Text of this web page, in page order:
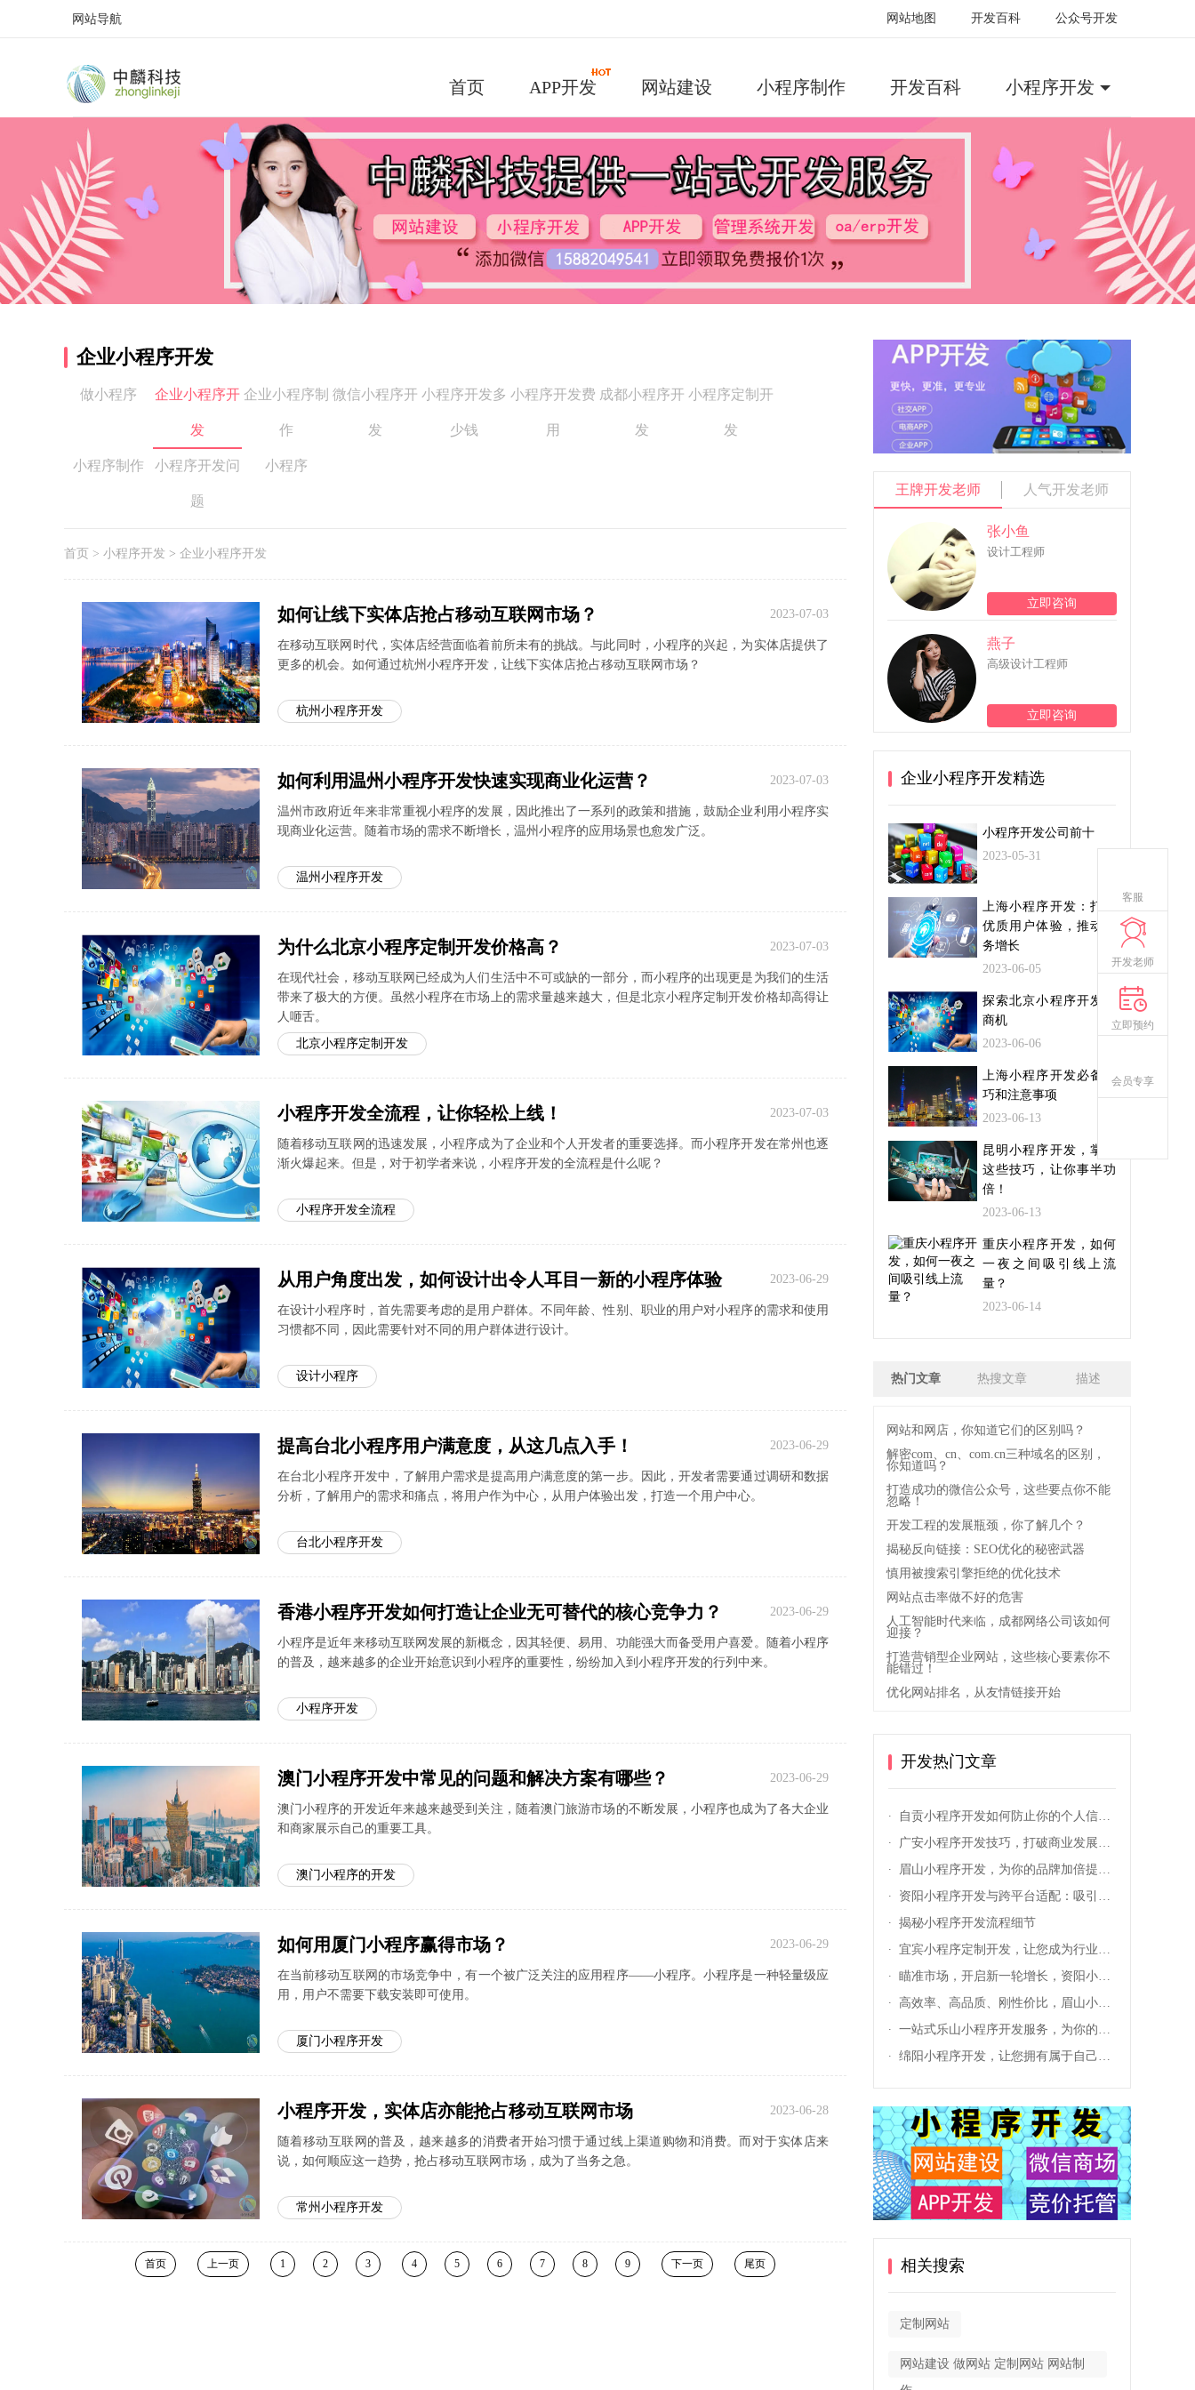
网站地图 开发百科 公众号开发
网站导航
首页 APP开发 网站建设 小程序制作 开发百科 小程序开发
企业小程序开发
做小程序 企业小程序开
发
企业小程序制
作
微信小程序开
发
小程序开发多
少钱
小程序开发费
用
成都小程序开
发
小程序定制开
发
小程序制作 小程序开发问
题
小程序
首页 > 小程序开发 > 企业小程序开发
如何让线下实体店抢占移动互联网市场？ 2023-07-03
在移动互联网时代，实体店经营面临着前所未有的挑战。与此同时，小程序的兴起，为实体店提供了
更多的机会。如何通过杭州小程序开发，让线下实体店抢占移动互联网市场？
杭州小程序开发
如何利用温州小程序开发快速实现商业化运营？ 2023-07-03
温州市政府近年来非常重视小程序的发展，因此推出了一系列的政策和措施，鼓励企业利用小程序实
现商业化运营。随着市场的需求不断增长，温州小程序的应用场景也愈发广泛。
温州小程序开发
为什么北京小程序定制开发价格高？ 2023-07-03
在现代社会，移动互联网已经成为人们生活中不可或缺的一部分，而小程序的出现更是为我们的生活
带来了极大的方便。虽然小程序在市场上的需求量越来越大，但是北京小程序定制开发价格却高得让
人咂舌。
北京小程序定制开发
小程序开发全流程，让你轻松上线！ 2023-07-03
随着移动互联网的迅速发展，小程序成为了企业和个人开发者的重要选择。而小程序开发在常州也逐
渐火爆起来。但是，对于初学者来说，小程序开发的全流程是什么呢？
小程序开发全流程
从用户角度出发，如何设计出令人耳目一新的小程序体验 2023-06-29
在设计小程序时，首先需要考虑的是用户群体。不同年龄、性别、职业的用户对小程序的需求和使用
习惯都不同，因此需要针对不同的用户群体进行设计。
设计小程序
提高台北小程序用户满意度，从这几点入手！ 2023-06-29
在台北小程序开发中，了解用户需求是提高用户满意度的第一步。因此，开发者需要通过调研和数据
分析，了解用户的需求和痛点，将用户作为中心，从用户体验出发，打造一个用户中心。
台北小程序开发
香港小程序开发如何打造让企业无可替代的核心竞争力？ 2023-06-29
小程序是近年来移动互联网发展的新概念，因其轻便、易用、功能强大而备受用户喜爱。随着小程序
的普及，越来越多的企业开始意识到小程序的重要性，纷纷加入到小程序开发的行列中来。
小程序开发
澳门小程序开发中常见的问题和解决方案有哪些？ 2023-06-29
澳门小程序的开发近年来越来越受到关注，随着澳门旅游市场的不断发展，小程序也成为了各大企业
和商家展示自己的重要工具。
澳门小程序的开发
如何用厦门小程序赢得市场？ 2023-06-29
在当前移动互联网的市场竞争中，有一个被广泛关注的应用程序——小程序。小程序是一种轻量级应
用，用户不需要下载安装即可使用。
厦门小程序开发
小程序开发，实体店亦能抢占移动互联网市场 2023-06-28
随着移动互联网的普及，越来越多的消费者开始习惯于通过线上渠道购物和消费。而对于实体店来
说，如何顺应这一趋势，抢占移动互联网市场，成为了当务之急。
常州小程序开发
首页 上一页 1 2 3 4 5 6 7 8 9 下一页 尾页
王牌开发老师 人气开发老师
张小鱼
设计工程师
立即咨询
燕子
高级设计工程师
立即咨询
企业小程序开发精选
小程序开发公司前十
2023-05-31
上海小程序开发：打造
优质用户体验，推动业
务增长
2023-06-05
探索北京小程序开发的
商机
2023-06-06
上海小程序开发必备技
巧和注意事项
2023-06-13
昆明小程序开发，掌握
这些技巧，让你事半功
倍！
2023-06-13
重庆小程序开发，如何
一夜之间吸引线上流
量？
2023-06-14
热门文章 热搜文章 描述
网站和网店，你知道它们的区别吗？
解密com、cn、com.cn三种域名的区别，
你知道吗？
打造成功的微信公众号，这些要点你不能
忽略！
开发工程的发展瓶颈，你了解几个？
揭秘反向链接：SEO优化的秘密武器
慎用被搜索引擎拒绝的优化技术
网站点击率做不好的危害
人工智能时代来临，成都网络公司该如何
迎接？
打造营销型企业网站，这些核心要素你不
能错过！
优化网站排名，从友情链接开始
开发热门文章
自贡小程序开发如何防止你的个人信息被泄露？
广安小程序开发技巧，打破商业发展瓶颈！
眉山小程序开发，为你的品牌加倍提供竞争力！
资阳小程序开发与跨平台适配：吸引潜在客户的的详细策略
揭秘小程序开发流程细节
宜宾小程序定制开发，让您成为行业内的独角兽
瞄准市场，开启新一轮增长，资阳小程序开发帮您实现
高效率、高品质、刚性价比，眉山小程序开发公司为您提供服务
一站式乐山小程序开发服务，为你的业务注入创新动力
绵阳小程序开发，让您拥有属于自己的移动端应用
相关搜索
定制网站
网站建设 做网站 定制网站 网站制
客服
开发老师
立即预约
会员专享